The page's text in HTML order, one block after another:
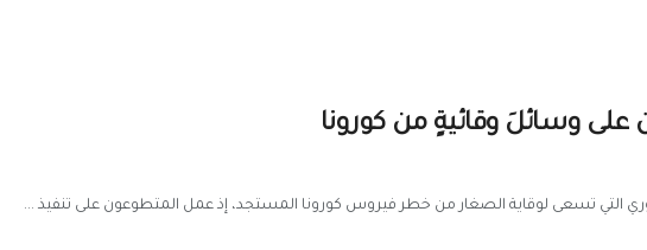
وسائلَ وقائيةٍ من كورونا
التي تسعى لوقاية الصغار من خطر فيروس كورونا المستجد، إذ عمل المتطوعون على تنفيذ ...